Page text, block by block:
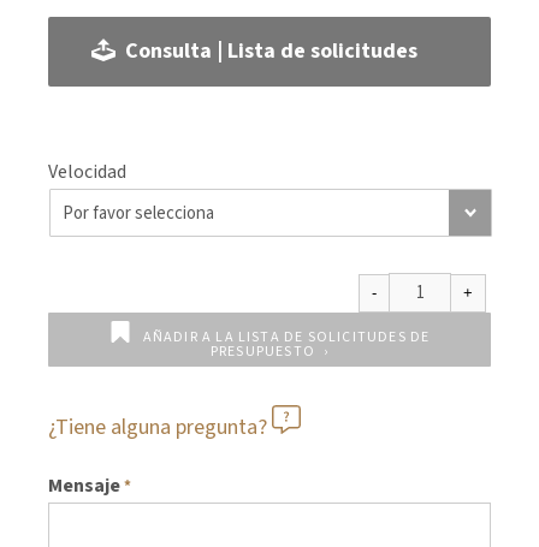
Consulta | Lista de solicitudes
Velocidad
AÑADIR A LA LISTA DE SOLICITUDES DE
PRESUPUESTO
¿Tiene alguna pregunta?
Mensaje*